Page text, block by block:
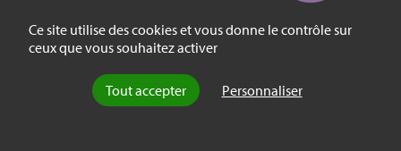
Ce site utilise des cookies et vous donne le contrôle sur
ceux que vous souhaitez activer
Tout accepter Personnaliser
des États-Unis dans une production
militaire non exportable – n’est cependant
exposé que brièvement. L’intéressante
intuition de Manas mériterait donc d’être